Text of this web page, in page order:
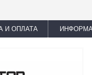
И ОПЛАТА